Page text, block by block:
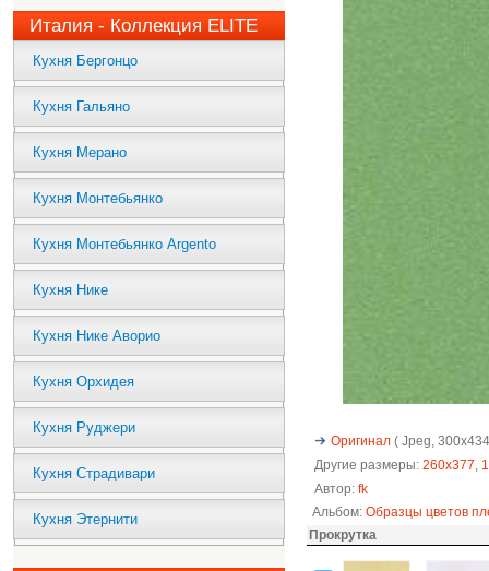
Италия - Коллекция ELITE
Кухня Бергонцо
Кухня Гальяно
Кухня Мерано
Кухня Монтебьянко
Кухня Монтебьянко Argento
Кухня Нике
Кухня Нике Аворио
Кухня Орхидея
Кухня Руджери
Кухня Страдивари
Кухня Этернити
Оригинал ( Jpeg,
Другие размеры: 260x377,
Автор: fk
Альбом: Образцы цветов
Прокрутка